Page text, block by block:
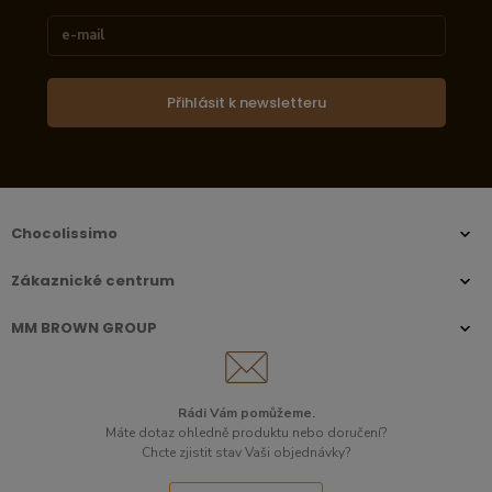
Přihlásit k newsletteru
Chocolissimo
Zákaznické centrum
MM BROWN GROUP
Rádi Vám pomůžeme.
Máte dotaz ohledně produktu nebo doručení?
Chcte zjistit stav Vaši objednávky?